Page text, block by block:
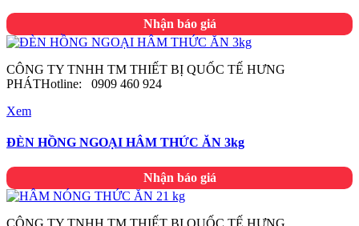
Nhận báo giá
CÔNG TY TNHH TM THIẾT BỊ QUỐC TẾ HƯNG
PHÁTHotline: 0909 460 924
Xem
ĐÈN HỒNG NGOẠI HÂM THỨC ĂN 3kg
Nhận báo giá